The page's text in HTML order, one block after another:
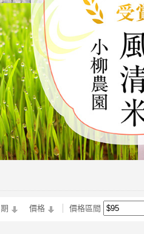
價格 價格區間